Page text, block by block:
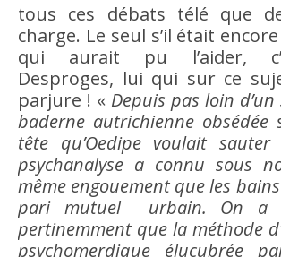
tous ces débats télé que
charge. Le seul s’il était
qui aurait pu l’aider,
Desproges, lui qui sur ce
parjure ! « Depuis pas loin d’un
baderne autrichienne obsédée
tête qu’Oedipe voulait
psychanalyse a connu sous
même engouement que les
pari mutuel urbain. On a
pertinemment que la méthode
psychomerdique élucubrée